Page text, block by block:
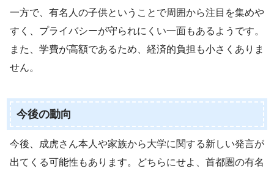
一方で、有名人の子供ということで周囲から注目を集めや
すく、プライバシーが守られにくい一面もあるようです。
また、学費が高額であるため、経済的負担も小さくありま
せん。
今後の動向
今後、成虎さん本人や家族から大学に関する新しい発言が
出てくる可能性もあります。どちらにせよ、首都圏の有名